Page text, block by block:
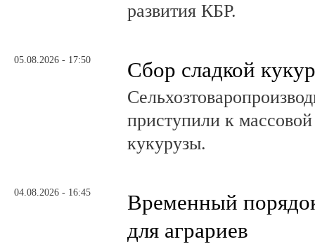
развития КБР.
05.08.2026 - 17:50 Сбор сладкой
приступили к
кукурузы.
04.08.2026 - 16:45
Временный
для аграриев